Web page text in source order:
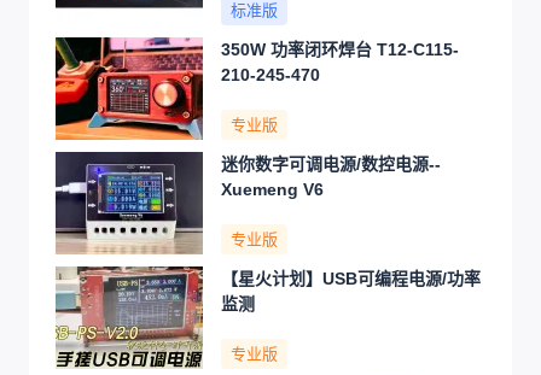
标准版
350W 功率闭环焊台 T12-C115-
210-245-470
专业版
迷你数字可调电源/数控电源--
Xuemeng V6
专业版
【星火计划】USB可编程电源/功率
监测
专业版